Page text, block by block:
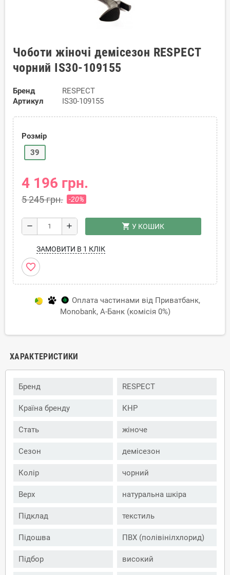
Чоботи жіночі демісезон RESPECT
чорний IS30-109155
Бренд
RESPECT
Артикул
IS30-109155
Розмір
39
4 196 грн.
5 245 грн. -20%
remove add shopping_cart У КОШИК
ЗАМОВИТИ В 1 КЛІК
favorite_border
Оплата частинами від Приватбанк,
Monobank, А-Банк (комісія 0%)
ХАРАКТЕРИСТИКИ
Бренд RESPECT
Країна бренду КНР
Стать жіноче
Сезон демісезон
Колір чорний
Верх натуральна шкіра
Підклад текстиль
Підошва ПВХ (полівінілхлорид)
Підбор високий